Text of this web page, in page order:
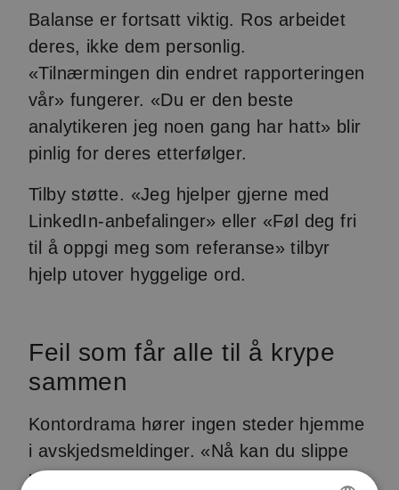
Balanse er fortsatt viktig. Ros arbeidet
deres, ikke dem personlig.
«Tilnærmingen din endret rapporteringen
vår» fungerer. «Du er den beste
analytikeren jeg noen gang har hatt» blir
pinlig for deres etterfølger.
Tilby støtte. «Jeg hjelper gjerne med
LinkedIn-anbefalinger» eller «Føl deg fri
til å oppgi meg som referanse» tilbyr
hjelp utover hyggelige ord.
Feil som får alle til å krype
sammen
Kontordrama hører ingen steder hjemme
i avskjedsmeldinger. «Nå kan du slippe
unna politikken» eller «Ved du er glad for